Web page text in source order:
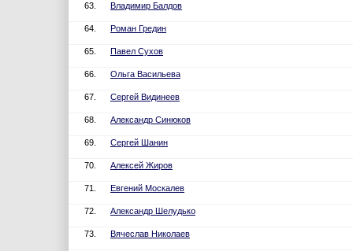
63. Владимир Балдов
64. Роман Гредин
65. Павел Сухов
66. Ольга Васильева
67. Сергей Видинеев
68. Александр Синюков
69. Сергей Шанин
70. Алексей Жиров
71. Евгений Москалев
72. Александр Шелудько
73. Вячеслав Николаев